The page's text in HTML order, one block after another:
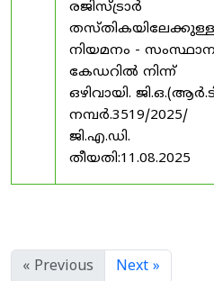
രജിസ്ട്രാർ
തസ്തികയിലേക്കുള്ള
നിയമനം - സംസ്ഥാന
കേഡറിൽ നിന്ന്
ഒഴിവായി.
നമ്പർ.3519/2025/
ജി.എ.ഡി.
തീയതി:11.08.2025
« Previous Next »